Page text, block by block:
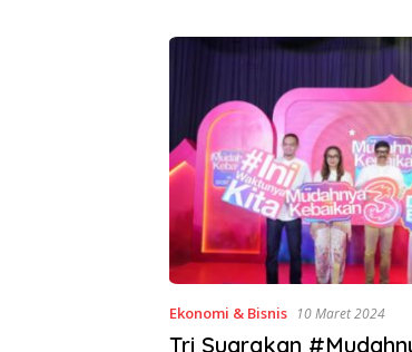
Ekonomi & Bisnis 10 Maret 2024
Tri Suarakan